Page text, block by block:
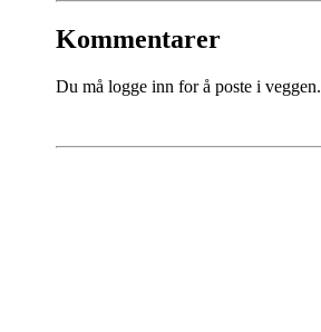
Kommentarer
Du må logge inn for å poste i veggen.